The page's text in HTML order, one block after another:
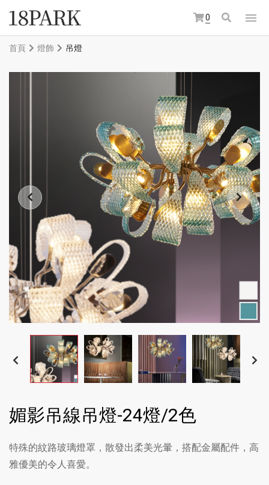
0
首頁 燈飾 吊燈
媚影吊線吊燈-24燈/2色
特殊的紋路玻璃燈罩，散發出柔美光暈，搭配金屬配件，高
雅優美的令人喜愛。